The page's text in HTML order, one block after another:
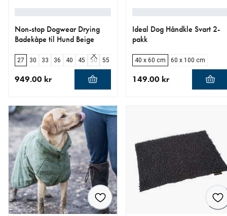
Non-stop Dogwear Drying
Badekåpe til Hund Beige
27 30 33 36 40 45 50 55 70
949.00 kr
Ideal Dog Håndkle Svart 2-
pakk
40 x 60 cm 60 x 100 cm
149.00 kr